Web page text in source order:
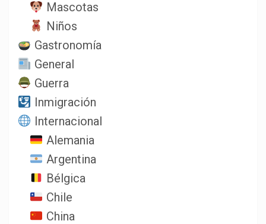
Mascotas
Niños
Gastronomía
General
Guerra
Inmigración
Internacional
Alemania
Argentina
Bélgica
Chile
China